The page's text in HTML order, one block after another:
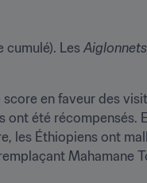
cumulé). Les Aiglonnets
en faveur des
ont été récompensés.
les Éthiopiens ont
Mahamane